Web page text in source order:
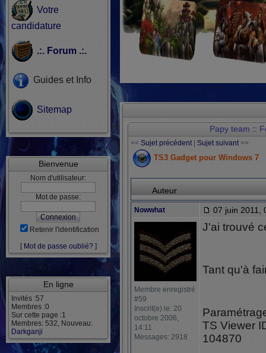
Votre
candidature
.:. Forum .:.
Guides et Info
Sitemap
Bienvenue
Nom d'utilisateur:
Mot de passe:
Retenir l'identification
[ Mot de passe oublié? ]
En ligne
Invités :57
Membres :0
Sur cette page :1
Membres: 532, Nouveau:
Darkganji
Papy team ::
<< Sujet précédent| Sujet suivant>>
TS3 Gadget pour Windows 7
Auteur
Nowwhat 07 juin 2011,
Membre enregistré
#59
Inscrit(e) le: 20
octobre 2006,
14:11
Messages: 2918
J'ai trouvé
Tant qu'à
TS Viewer
104870